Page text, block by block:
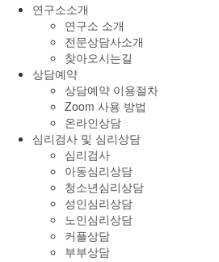
연구소소개
연구소 소개
전문상담사소개
찾아오시는길
상담예약
상담예약 이용절차
Zoom 사용 방법
온라인상담
심리검사 및 심리상담
심리검사
아동심리상담
청소년심리상담
성인심리상담
노인심리상담
커플상담
부부상담